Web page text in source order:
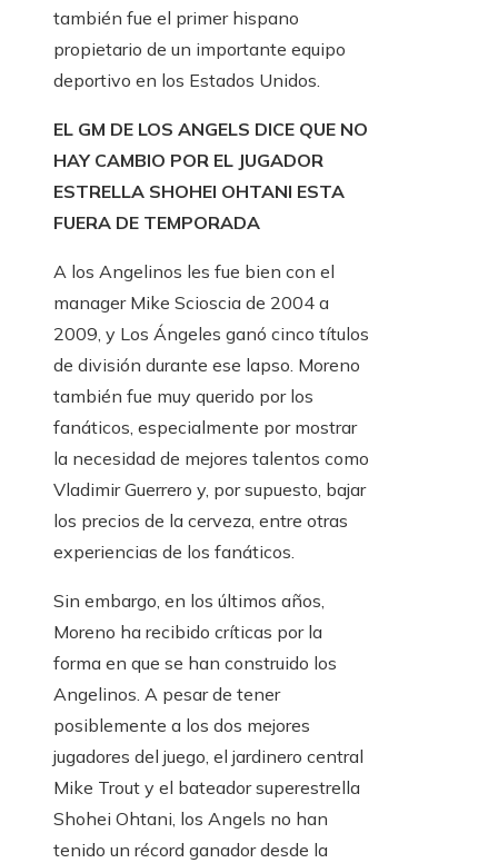
también fue el primer hispano
propietario de un importante equipo
deportivo en los Estados Unidos.
EL GM DE LOS ANGELS DICE QUE NO
HAY CAMBIO POR EL JUGADOR
ESTRELLA SHOHEI OHTANI ESTA
FUERA DE TEMPORADA
A los Angelinos les fue bien con el
manager Mike Scioscia de 2004 a
2009, y Los Ángeles ganó cinco títulos
de división durante ese lapso. Moreno
también fue muy querido por los
fanáticos, especialmente por mostrar
la necesidad de mejores talentos como
Vladimir Guerrero y, por supuesto, bajar
los precios de la cerveza, entre otras
experiencias de los fanáticos.
Sin embargo, en los últimos años,
Moreno ha recibido críticas por la
forma en que se han construido los
Angelinos. A pesar de tener
posiblemente a los dos mejores
jugadores del juego, el jardinero central
Mike Trout y el bateador superestrella
Shohei Ohtani, los Angels no han
tenido un récord ganador desde la